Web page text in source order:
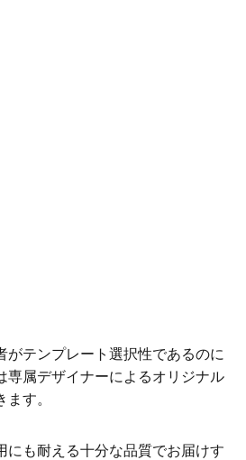
がテンプレート選択性であるのに
専属デザイナーによるオリジナル
す。
にも耐える十分な品質でお届けす